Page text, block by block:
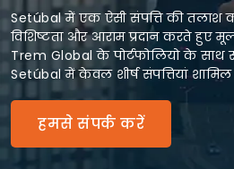
Setúbal में एक ऐसी संपत्ति की तलाश
विशिष्टता और आराम प्रदान करते हुए
Trem Global के पोर्टफोलियो के साथ
Setúbal में केवल शीर्ष संपत्तियां
हमसे संपर्क करें